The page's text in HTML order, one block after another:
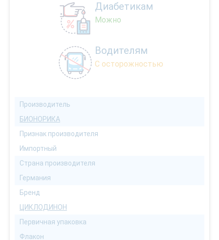
Диабетикам
Можно
Водителям
С осторожностью
Производитель
БИОНОРИКА
Признак производителя
Импортный
Страна производителя
Германия
Бренд
ЦИКЛОДИНОН
Первичная упаковка
Флакон